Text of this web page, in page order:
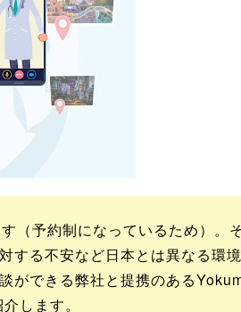
（予約制になっているため）。
る不安など日本とは異なる環
ができる弊社と提携のある
します。